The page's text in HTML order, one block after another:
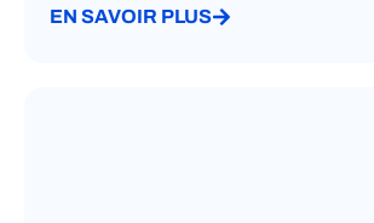
EN SAVOIR PLUS